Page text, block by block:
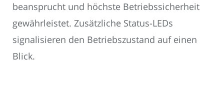
beansprucht und höchste Betriebssicherheit
gewährleistet. Zusätzliche Status-LEDs
signalisieren den Betriebszustand auf einen
Blick.